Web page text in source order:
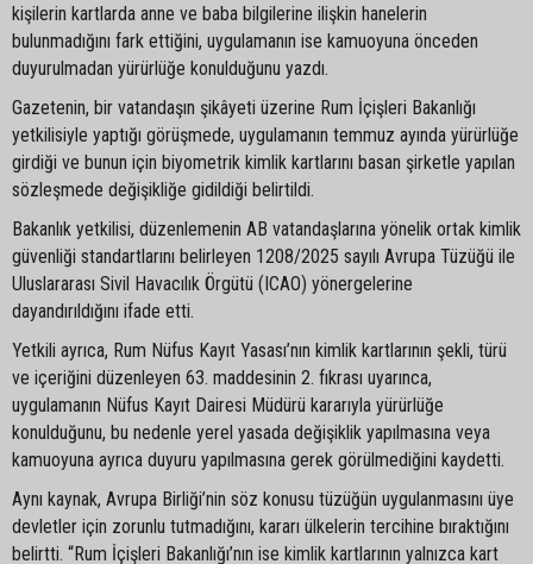
kişilerin kartlarda anne ve baba bilgilerine ilişkin hanelerin
bulunmadığını fark ettiğini, uygulamanın ise kamuoyuna önceden
duyurulmadan yürürlüğe konulduğunu yazdı.
Gazetenin, bir vatandaşın şikâyeti üzerine Rum İçişleri Bakanlığı
yetkilisiyle yaptığı görüşmede, uygulamanın temmuz ayında yürürlüğe
girdiği ve bunun için biyometrik kimlik kartlarını basan şirketle yapılan
sözleşmede değişikliğe gidildiği belirtildi.
Bakanlık yetkilisi, düzenlemenin AB vatandaşlarına yönelik ortak kimlik
güvenliği standartlarını belirleyen 1208/2025 sayılı Avrupa Tüzüğü ile
Uluslararası Sivil Havacılık Örgütü (ICAO) yönergelerine
dayandırıldığını ifade etti.
Yetkili ayrıca, Rum Nüfus Kayıt Yasası’nın kimlik kartlarının şekli, türü
ve içeriğini düzenleyen 63. maddesinin 2. fıkrası uyarınca,
uygulamanın Nüfus Kayıt Dairesi Müdürü kararıyla yürürlüğe
konulduğunu, bu nedenle yerel yasada değişiklik yapılmasına veya
kamuoyuna ayrıca duyuru yapılmasına gerek görülmediğini kaydetti.
Aynı kaynak, Avrupa Birliği’nin söz konusu tüzüğün uygulanmasını üye
devletler için zorunlu tutmadığını, kararı ülkelerin tercihine bıraktığını
belirtti. “Rum İçişleri Bakanlığı’nın ise kimlik kartlarının yalnızca kart